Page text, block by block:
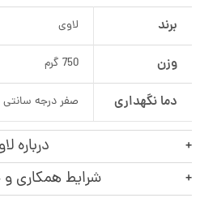
برند لاوی
وزن 750 گرم
دما نگهداری صفر درجه سانتی
درباره
شرایط همکاری